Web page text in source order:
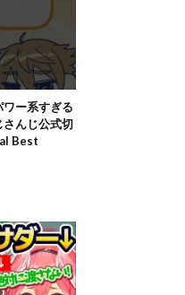
ー系すぎる
んじ公式切
Best